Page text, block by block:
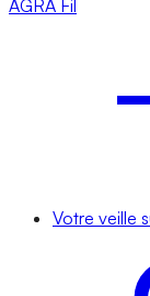
AGRA Fil
Votre veille